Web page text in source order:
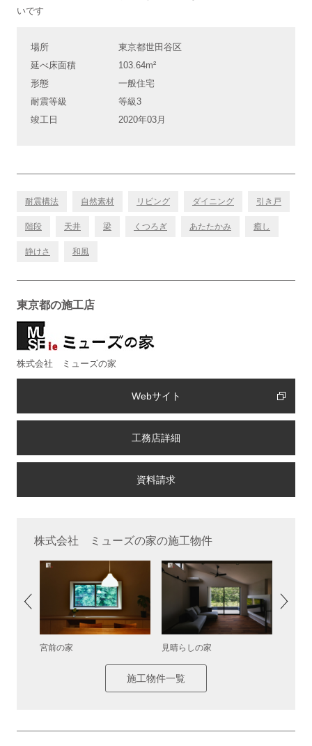
いです
場所
東京都世田谷区
延べ床面積
103.64m²
形態
一般住宅
耐震等級
等級3
竣工日
2020年03月
耐震構法 自然素材 リビング ダイニング 引き戸
階段 天井 梁 くつろぎ あたたかみ 癒し
静けさ 和風
東京都の施工店
株式会社 ミューズの家
Webサイト
工務店詳細
株式会社 ミューズの家の施工物件
宮前の家 見晴らしの家
施工物件一覧